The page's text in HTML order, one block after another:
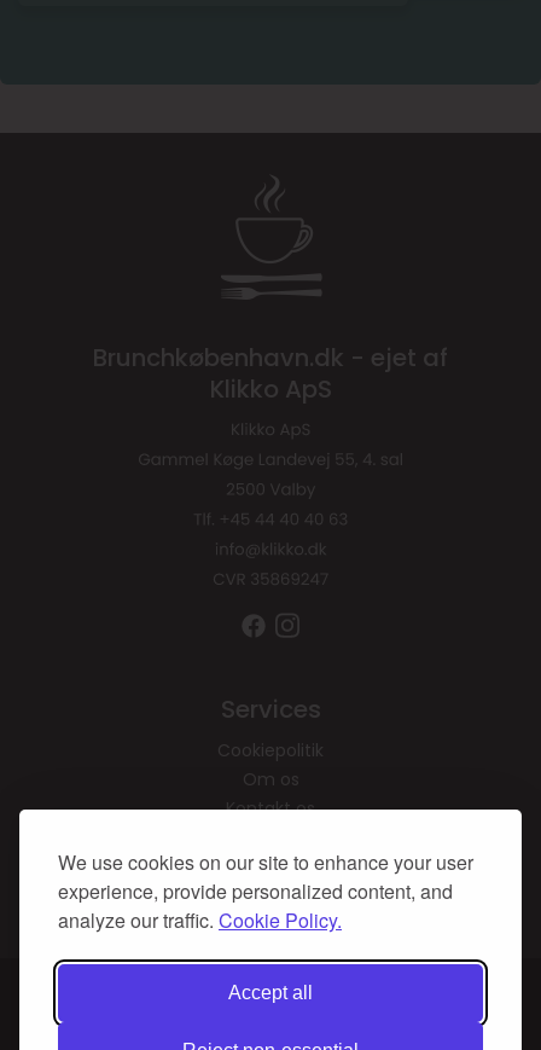
We use cookies on our site to enhance your user
experience, provide personalized content, and
analyze our traffic. Cookie Policy.
Accept all
Brunchkøbenhavn.dk - ejet af
Klikko ApS
Services
Cookiepolitik
Om os
Kontakt os
Tilmeld dig vores
nyhedsbrev, og vind en
gratis brunch for 2
På vores website bruges cookies til at huske dine
indstillinger, statistik og personalisering af indhold og
annoncer. Denne information deles med tredjepart.